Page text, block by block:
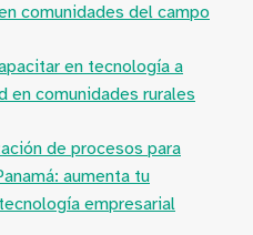
comunidades del campo
en tecnología a
en comunidades rurales
de procesos para
aumenta tu
empresarial